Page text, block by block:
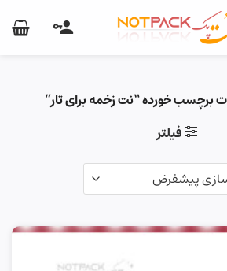
برچسب خورده “نت زخمه برای تار”
فیلتر